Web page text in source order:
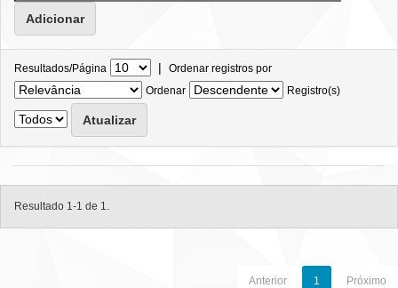
Resultados/Página | Ordenar registros por
Ordenar
Registro(s)
Resultado 1-1 de 1.
Anterior 1 Próximo